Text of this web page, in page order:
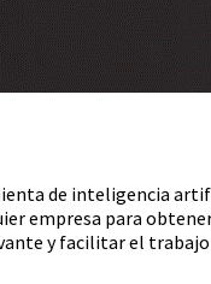
de inteligencia
empresa para
y facilitar el trabajo